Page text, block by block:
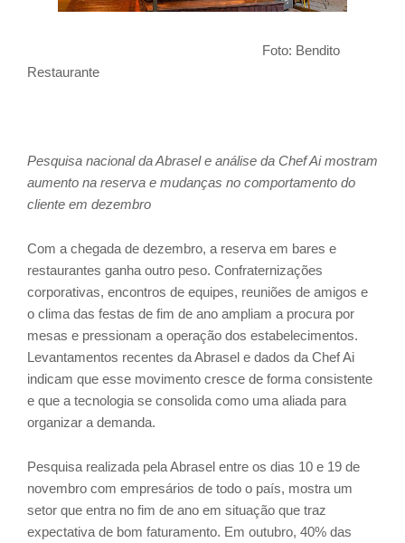
Foto: Bendito
Restaurante
Pesquisa nacional da Abrasel e análise da Chef Ai mostram
aumento na reserva e mudanças no comportamento do
cliente em dezembro
Com a chegada de dezembro, a reserva em bares e
restaurantes ganha outro peso. Confraternizações
corporativas, encontros de equipes, reuniões de amigos e
o clima das festas de fim de ano ampliam a procura por
mesas e pressionam a operação dos estabelecimentos.
Levantamentos recentes da Abrasel e dados da Chef Ai
indicam que esse movimento cresce de forma consistente
e que a tecnologia se consolida como uma aliada para
organizar a demanda.
Pesquisa realizada pela Abrasel entre os dias 10 e 19 de
novembro com empresários de todo o país, mostra um
setor que entra no fim de ano em situação que traz
expectativa de bom faturamento. Em outubro, 40% das